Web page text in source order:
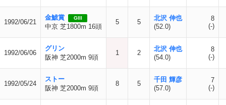
1992/06/21
金鯱賞 GIII
中京 芝1800m 16頭
5 5
北沢 伸也
(52.0)
8
(-)
1992/06/06
グリン
阪神 芝2000m 9頭
1 2
北沢 伸也
(54.0)
8
(-)
1992/05/24
ストー
阪神 芝2000m 9頭
8 5
千田 輝彦
(57.0)
7
(-)